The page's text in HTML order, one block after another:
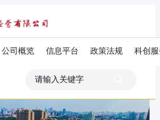
公司概览 信息平台 政策法规 科创